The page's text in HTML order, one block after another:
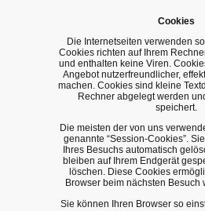
Cookies
Die Internetseiten verwenden
Cookies richten auf Ihrem
und enthalten keine Viren.
Angebot nutzerfreundlicher,
machen. Cookies sind kleine
Rechner abgelegt werden
speichert.
Die meisten der von uns
genannte “Session-Cookies”.
Ihres Besuchs automatisch
bleiben auf Ihrem Endgerät
löschen. Diese Cookies
Browser beim nächsten
Sie können Ihren Browser so